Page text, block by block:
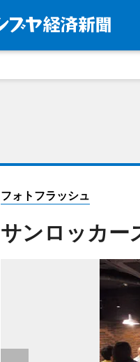
フォトフラッシュ
サンロッカー